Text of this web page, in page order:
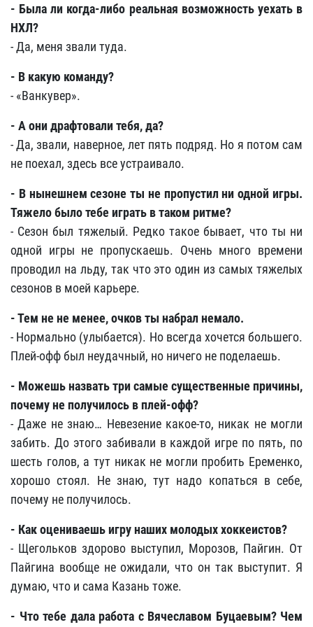
- Была ли когда-либо реальная возможность уехать в
НХЛ?
- Да, меня звали туда.
- В какую команду?
- «Ванкувер».
- А они драфтовали тебя, да?
- Да, звали, наверное, лет пять подряд. Но я потом сам
не поехал, здесь все устраивало.
- В нынешнем сезоне ты не пропустил ни одной игры.
Тяжело было тебе играть в таком ритме?
- Сезон был тяжелый. Редко такое бывает, что ты ни
одной игры не пропускаешь. Очень много времени
проводил на льду, так что это один из самых тяжелых
сезонов в моей карьере.
- Тем не не менее, очков ты набрал немало.
- Нормально (улыбается). Но всегда хочется большего.
Плей-офф был неудачный, но ничего не поделаешь.
- Можешь назвать три самые существенные причины,
почему не получилось в плей-офф?
- Даже не знаю… Невезение какое-то, никак не могли
забить. До этого забивали в каждой игре по пять, по
шесть голов, а тут никак не могли пробить Еременко,
хорошо стоял. Не знаю, тут надо копаться в себе,
почему не получилось.
- Как оцениваешь игру наших молодых хоккеистов?
- Щегольков здорово выступил, Морозов, Пайгин. От
Пайгина вообще не ожидали, что он так выступит. Я
думаю, что и сама Казань тоже.
- Что тебе дала работа с Вячеславом Буцаевым? Чем